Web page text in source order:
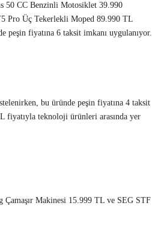
50 CC Benzinli Motosiklet 39.990
Pro Üç Tekerlekli Moped 89.990 TL
peşin fiyatına 6 taksit imkanı uygulanıyor.
bu üründe peşin fiyatına 4 taksit
fiyatıyla teknoloji ürünleri arasında yer
Makinesi 15.999 TL ve SEG STF